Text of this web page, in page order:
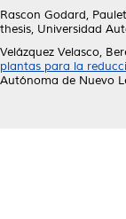
Rascon Godard,
thesis, Universidad
Velázquez Velasco,
plantas para la
Autónoma de Nuevo